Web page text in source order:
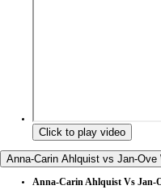
Click to play video
Anna-Carin Ahlquist vs Jan-Ove
Anna-Carin Ahlquist Vs Jan-